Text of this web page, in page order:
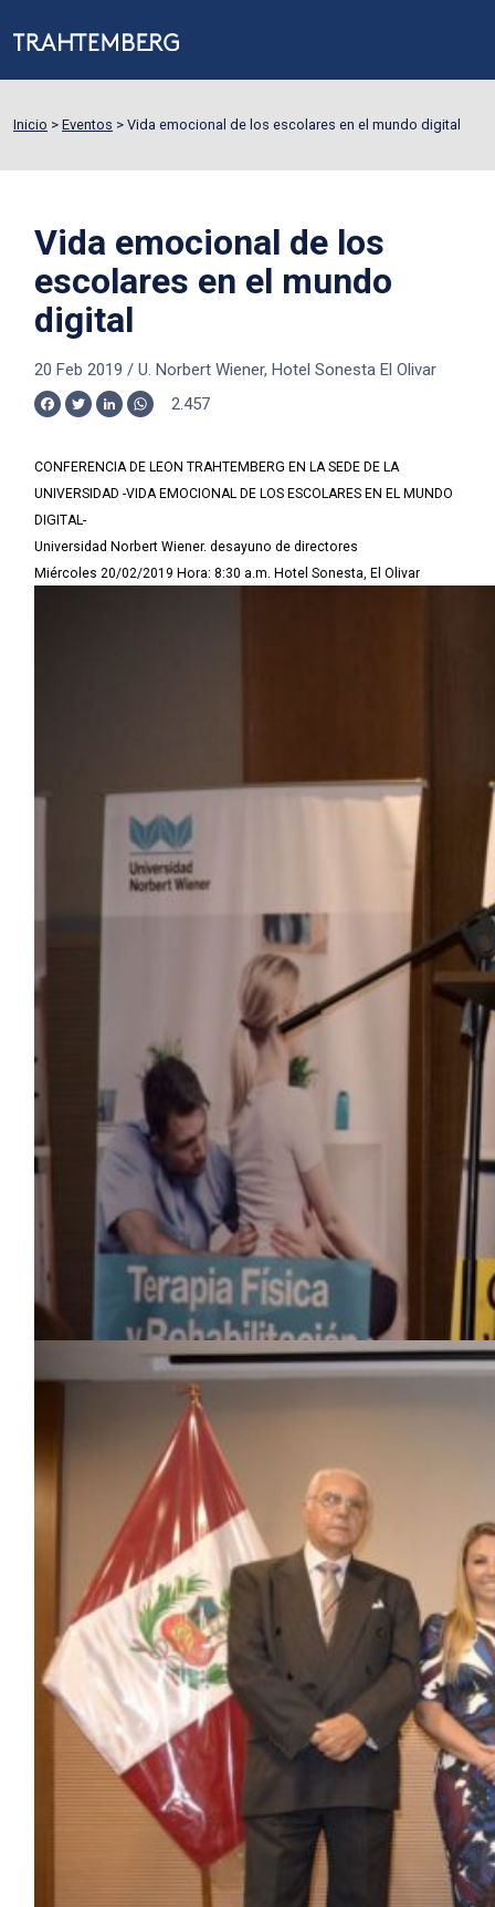
Inicio > Eventos > Vida emocional de los escolares en el mundo digital
Vida emocional de los
escolares en el mundo
digital
20 Feb 2019 / U. Norbert Wiener, Hotel Sonesta El Olivar
Facebook
TwitterLinkedInWhatsApp
2.457
CONFERENCIA DE LEON TRAHTEMBERG EN LA SEDE DE LA
UNIVERSIDAD -VIDA EMOCIONAL DE LOS ESCOLARES EN EL MUNDO
DIGITAL-
Universidad Norbert Wiener. desayuno de directores
Miércoles 20/02/2019 Hora: 8:30 a.m. Hotel Sonesta, El Olivar